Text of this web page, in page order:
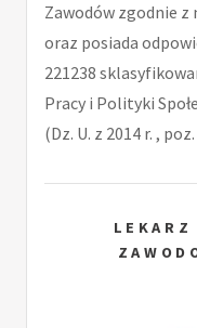
Zawodów zgodnie
oraz posiada
221238
Pracy i Polityki
(Dz. U. z 2014 r. ,
LEKARZ